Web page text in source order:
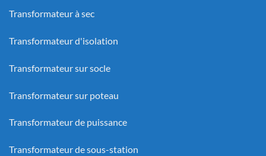
Transformateur à sec
Transformateur d'isolation
Transformateur sur socle
Transformateur sur poteau
Transformateur de puissance
Transformateur de sous-station